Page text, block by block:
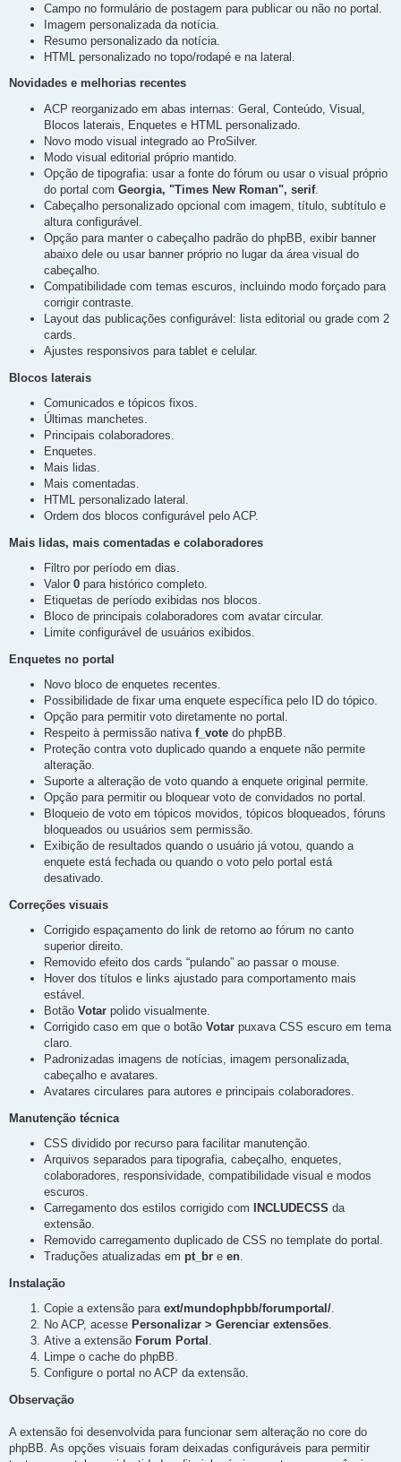
Campo no formulário de postagem para publicar ou não no portal.
Imagem personalizada da notícia.
Resumo personalizado da notícia.
HTML personalizado no topo/rodapé e na lateral.
Novidades e melhorias recentes
ACP reorganizado em abas internas: Geral, Conteúdo, Visual,
Blocos laterais, Enquetes e HTML personalizado.
Novo modo visual integrado ao ProSilver.
Modo visual editorial próprio mantido.
Opção de tipografia: usar a fonte do fórum ou usar o visual próprio
do portal com Georgia, "Times New Roman", serif.
Cabeçalho personalizado opcional com imagem, título, subtítulo e
altura configurável.
Opção para manter o cabeçalho padrão do phpBB, exibir banner
abaixo dele ou usar banner próprio no lugar da área visual do
cabeçalho.
Compatibilidade com temas escuros, incluindo modo forçado para
corrigir contraste.
Layout das publicações configurável: lista editorial ou grade com 2
cards.
Ajustes responsivos para tablet e celular.
Blocos laterais
Comunicados e tópicos fixos.
Últimas manchetes.
Principais colaboradores.
Enquetes.
Mais lidas.
Mais comentadas.
HTML personalizado lateral.
Ordem dos blocos configurável pelo ACP.
Mais lidas, mais comentadas e colaboradores
Filtro por período em dias.
Valor 0 para histórico completo.
Etiquetas de período exibidas nos blocos.
Bloco de principais colaboradores com avatar circular.
Limite configurável de usuários exibidos.
Enquetes no portal
Novo bloco de enquetes recentes.
Possibilidade de fixar uma enquete específica pelo ID do tópico.
Opção para permitir voto diretamente no portal.
Respeito à permissão nativa f_vote do phpBB.
Proteção contra voto duplicado quando a enquete não permite
alteração.
Suporte a alteração de voto quando a enquete original permite.
Opção para permitir ou bloquear voto de convidados no portal.
Bloqueio de voto em tópicos movidos, tópicos bloqueados, fóruns
bloqueados ou usuários sem permissão.
Exibição de resultados quando o usuário já votou, quando a
enquete está fechada ou quando o voto pelo portal está
desativado.
Correções visuais
Corrigido espaçamento do link de retorno ao fórum no canto
superior direito.
Removido efeito dos cards “pulando” ao passar o mouse.
Hover dos títulos e links ajustado para comportamento mais
estável.
Botão Votar polido visualmente.
Corrigido caso em que o botão Votar puxava CSS escuro em tema
claro.
Padronizadas imagens de notícias, imagem personalizada,
cabeçalho e avatares.
Avatares circulares para autores e principais colaboradores.
Manutenção técnica
CSS dividido por recurso para facilitar manutenção.
Arquivos separados para tipografia, cabeçalho, enquetes,
colaboradores, responsividade, compatibilidade visual e modos
escuros.
Carregamento dos estilos corrigido com
INCLUDECSS da
extensão.
Removido carregamento duplicado de CSS no template do portal.
Traduções atualizadas em pt_br e en.
Instalação
Copie a extensão para ext/mundophpbb/forumportal/.
No ACP, acesse Personalizar > Gerenciar extensões.
Ative a extensão Forum Portal .
Limpe o cache do phpBB.
Configure o portal no ACP da extensão.
Observação
A extensão foi desenvolvida para funcionar sem alteração no core do
phpBB. As opções visuais foram deixadas configuráveis para permitir